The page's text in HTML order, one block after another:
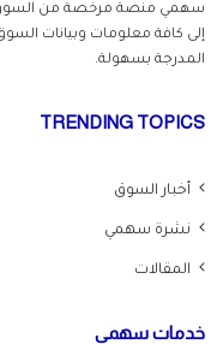
سهمي منصة مرخصة من السوق
إلى كافة معلومات وبيانات
المدرجة بسهولة.
TRENDING TOPICS
أخبار السوق
نشرة سهمي
المقالات
خدمات سهمي